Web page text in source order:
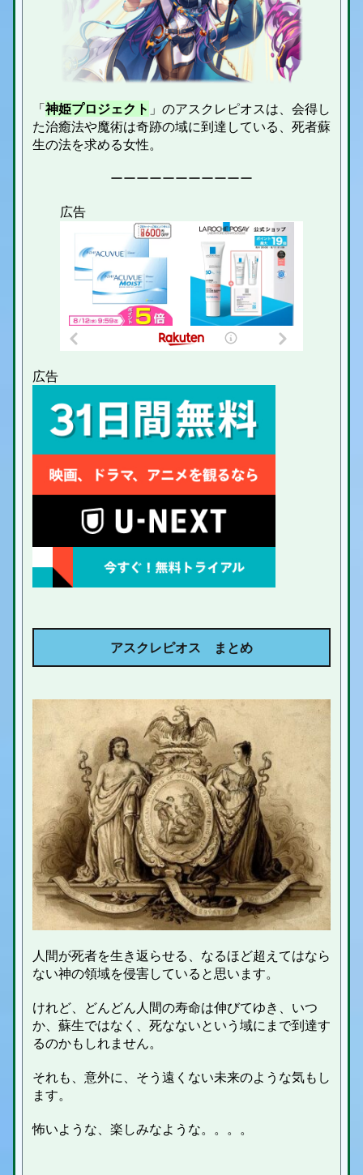
「神姫プロジェクト 」のアスクレピオスは、会得し
た治癒法や魔術は奇跡の域に到達している、死者蘇
生の法を求める女性。
ーーーーーーーーーーー
アスクレピオス まとめ
人間が死者を生き返らせる、なるほど超えてはなら
ない神の領域を侵害していると思います。
けれど、どんどん人間の寿命は伸びてゆき、いつ
か、蘇生ではなく、死なないという域にまで到達す
るのかもしれません。
それも、意外に、そう遠くない未来のような気もし
ます。
怖いような、楽しみなような。。。。